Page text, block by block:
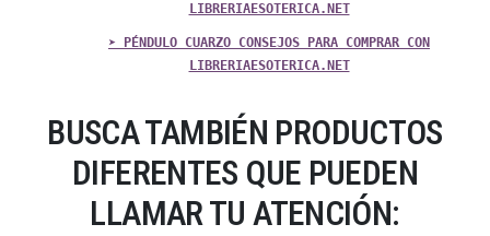
LIBRERIAESOTERICA.NET
➤ PÉNDULO CUARZO CONSEJOS PARA COMPRAR CON
LIBRERIAESOTERICA.NET
BUSCA TAMBIÉN PRODUCTOS
DIFERENTES QUE PUEDEN
LLAMAR TU ATENCIÓN: